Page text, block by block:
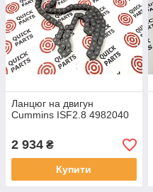
Ланцюг на двигун
Cummins ISF2.8 4982040
2 934 ₴
Купити